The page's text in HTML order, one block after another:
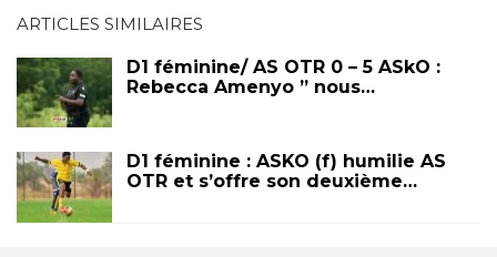
ARTICLES SIMILAIRES
D1 féminine/ AS OTR 0 – 5 ASkO :
Rebecca Amenyo ” nous…
D1 féminine : ASKO (f) humilie AS
OTR et s’offre son deuxième…